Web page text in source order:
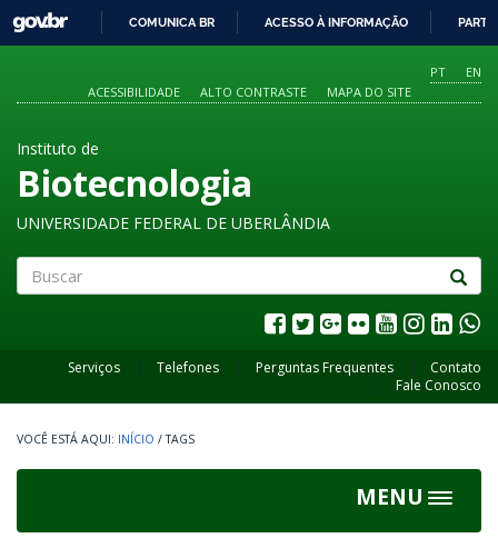
O
CONTEÚDO
GOVBR
COMUNICA BR ACESSO À INFORMAÇÃO
PT
EN
ACESSIBILIDADE
ALTO CONTRASTE MAPA DO SITE
Instituto de
Biotecnologia
UNIVERSIDADE FEDERAL DE UBERLÂNDIA
Serviços Telefones Perguntas Frequentes
Contato
Fale Conosco
INÍCIO / TAGS
MENU
Toggle